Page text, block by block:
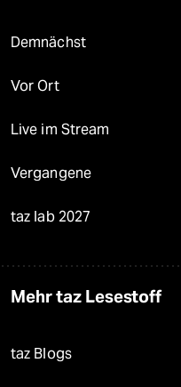
Demnächst
Vor Ort
Live im Stream
Vergangene
taz lab 2027
Mehr taz Lesestoff
taz Blogs